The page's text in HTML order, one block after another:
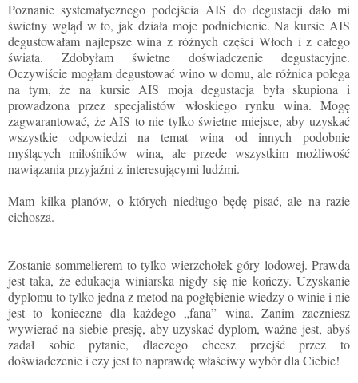
Poznanie systematycznego podejścia AIS do degustacji dało mi
świetny wgląd w to, jak działa moje podniebienie. Na kursie AIS
degustowałam najlepsze wina z różnych części Włoch i z całego
świata. Zdobyłam świetne doświadczenie degustacyjne.
Oczywiście mogłam degustować wino w domu, ale różnica polega
na tym, że na kursie AIS moja degustacja była skupiona i
prowadzona przez specjalistów włoskiego rynku wina. Mogę
zagwarantować, że AIS to nie tylko świetne miejsce, aby uzyskać
wszystkie odpowiedzi na temat wina od innych podobnie
myślących miłośników wina, ale przede wszystkim możliwość
nawiązania przyjaźni z interesującymi ludźmi.
Mam kilka planów, o których niedługo będę pisać, ale na razie
cichosza.
Zostanie sommelierem to tylko wierzchołek góry lodowej. Prawda
jest taka, że ​​edukacja winiarska nigdy się nie kończy. Uzyskanie
dyplomu to tylko jedna z metod na pogłębienie wiedzy o winie i nie
jest to konieczne dla każdego „fana” wina. Zanim zaczniesz
wywierać na siebie presję, aby uzyskać dyplom, ważne jest, abyś
zadał sobie pytanie, dlaczego chcesz przejść przez to
doświadczenie i czy jest to naprawdę właściwy wybór dla Ciebie!